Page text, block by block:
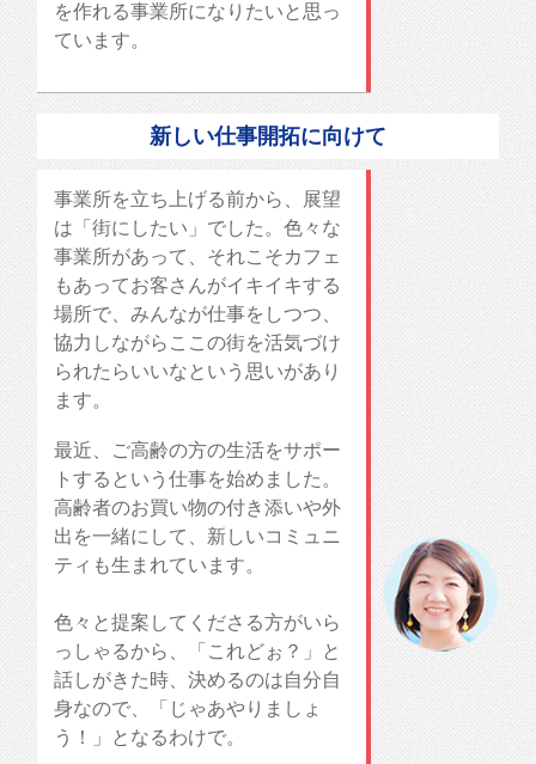
を作れる事業所になりたいと思っ
ています。
新しい仕事開拓に向けて
事業所を立ち上げる前から、展望
は「街にしたい」でした。色々な
事業所があって、それこそカフェ
もあってお客さんがイキイキする
場所で、みんなが仕事をしつつ、
協力しながらここの街を活気づけ
られたらいいなという思いがあり
ます。
最近、ご高齢の方の生活をサポー
トするという仕事を始めました。
高齢者のお買い物の付き添いや外
出を一緒にして、新しいコミュニ
ティも生まれています。
色々と提案してくださる方がいら
っしゃるから、「これどぉ？」と
話しがきた時、決めるのは自分自
身なので、「じゃあやりましょ
う！」となるわけで。